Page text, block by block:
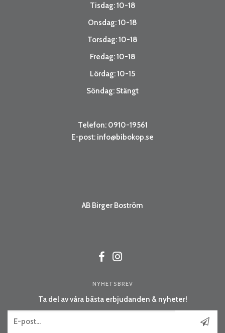
Tisdag: 10-18
Onsdag: 10-18
Torsdag: 10-18
Fredag: 10-18
Lördag: 10-15
Söndag: Stängt
Telefon: 0910-19561
E-post: info@bibokop.se
AB Birger Boström
NYHETSBREV
Ta del av våra bästa erbjudanden & nyheter!